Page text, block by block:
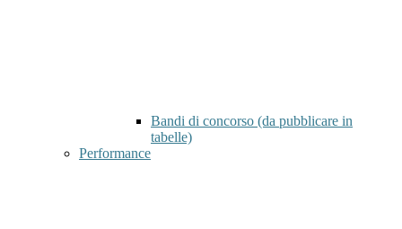
Bandi di concorso (da pubblicare in
tabelle)
Performance